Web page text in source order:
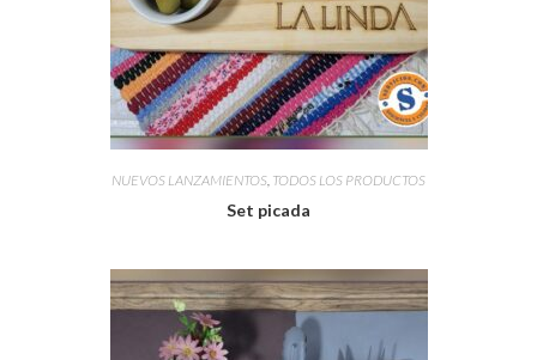
NUEVOS LANZAMIENTOS TODOS LOS PRODUCTOS
Set picada